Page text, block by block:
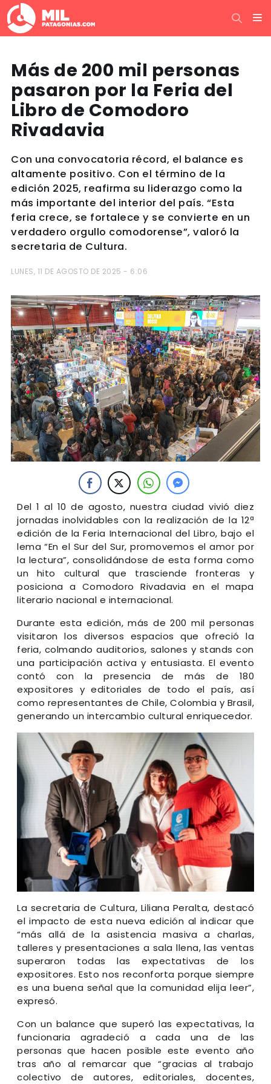
Más de 200 mil personas
pasaron por la Feria del
Libro de Comodoro
Rivadavia
Con una convocatoria récord, el balance es
altamente positivo. Con el término de la
edición 2025, reafirma su liderazgo como la
más importante del interior del país. “Esta
feria crece, se fortalece y se convierte en un
verdadero orgullo comodorense”, valoró la
secretaria de Cultura.
LUNES, 11 DE AGOSTO DE 2025 - 6:06
Del 1 al 10 de agosto, nuestra ciudad vivió diez
jornadas inolvidables con la realización de la 12ª
edición de la Feria Internacional del Libro, bajo el
lema “En el Sur del Sur, promovemos el amor por
la lectura”, consolidándose de esta forma como
un hito cultural que trasciende fronteras y
posiciona a Comodoro Rivadavia en el mapa
literario nacional e internacional.
Durante esta edición, más de 200 mil personas
visitaron los diversos espacios que ofreció la
feria, colmando auditorios, salones y stands con
una participación activa y entusiasta. El evento
contó con la presencia de más de 180
expositores y editoriales de todo el país, así
como representantes de Chile, Colombia y Brasil,
generando un intercambio cultural enriquecedor.
La secretaria de Cultura, Liliana Peralta, destacó
el impacto de esta nueva edición al indicar que
“más allá de la asistencia masiva a charlas,
talleres y presentaciones a sala llena, las ventas
superaron todas las expectativas de los
expositores. Esto nos reconforta porque siempre
es una buena señal que la comunidad elija leer”,
expresó.
Con un balance que superó las expectativas, la
funcionaria agradeció a cada una de las
personas que hacen posible este evento año
tras año al remarcar que “gracias al trabajo
colectivo de autores, editoriales, docentes,